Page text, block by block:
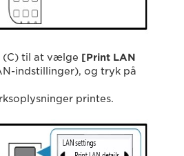
(C) til at vælge [Print LAN
indstillinger), og tryk på
printes.